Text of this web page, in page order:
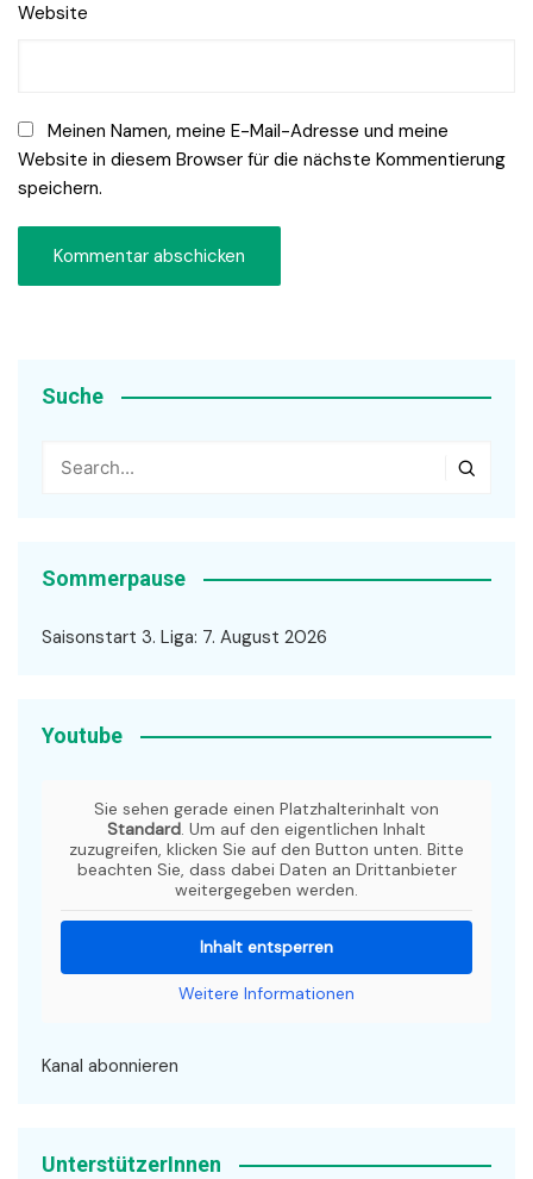
Website
Meinen Namen, meine E-Mail-Adresse und meine
Website in diesem Browser für die nächste Kommentierung
speichern.
Suche
Sommerpause
Saisonstart 3. Liga: 7. August 2026
Youtube
Sie sehen gerade einen Platzhalterinhalt von
Standard. Um auf den eigentlichen Inhalt
zuzugreifen, klicken Sie auf den Button unten. Bitte
beachten Sie, dass dabei Daten an Drittanbieter
weitergegeben werden.
Inhalt entsperren
Weitere Informationen
Kanal abonnieren
UnterstützerInnen